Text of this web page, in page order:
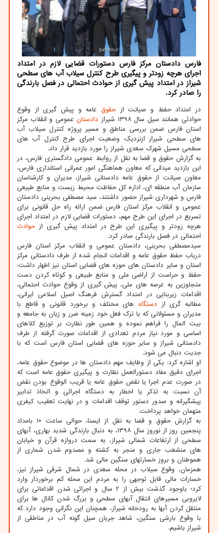
فارس دادستان مرکز فارس دستورات قضایی لازم در امتداد
اجرای هرچه زودتر و پیگیری طرح کنترل سیلاب آب های سطحی
شیراز در امتداد پیش گیری از حوادث احتمالی در فصل بارندگی
را صادر کرد.
در امتداد حفظ و صیانت از حقوق عامه و پیش گیری از وقوع
حوادثی همانند سیل سال ۱۳۹۸ شیراز
دادستانعمومی و انقلاب مرکز
استان فارس ضمن بررسی مناطق و مسیر پروژه کنترل سیلاب آب
های سطحی شیراز ازنزدیک وضعیت اجرای طرح کنترل آب های
سطحی مسیل شهرک سعدی شیراز را مورد بازدید قرار داد.
به گزارش حقوق و قضا به نقل از روابط عمومی دادگستری فارس، در
این بازدید میدانی که معاون هماهنگی امور عمرانی استانداری فارس،
معاون صیانت از حقوق عامه دادستانی شیراز، مدیران و کارشناسان
سازمان آب منطقه ای، اداره کل حفاظت محیط زیست و منابع طبیعی
فارس و شهرداری شیراز حضور داشتند، سید مصطفی بحرینی دادستان
عمومی و انقلاب مرکز استان فارس ضمن ارائه راه حل قانونی برای
تسریع در اجرای این طرح مهم، دستورات قضایی لازم در امتداد اجرای
هرچه زودتر و پیگیری این طرح در امتداد پیش گیری از حوادث
احتمالی در فصل بارندگی صادر کرد.
سیدمصطفی بحرینی، دادستان عمومی و انقلاب مرکز استان فارس
درباب حفظ حقوق عامه و اقدامات انجام شده از طرف دادستانی مرکز
استان و سایر دادستان های حوزه های قضایی استان نیز اظهار داشت:
حفظ و حراست از اراضی ملی و منابع طبیعی و کوتاه کردن دست
متجاوزین به عرصه های ملی، پیش گیری از وقوع حوادث احتمالی،
اقدامات زیربنایی در امتداد گسترش فرهنگ اصیل اسلامی ایرانی،
مطالبه گری از دستگاه های مختلف و برخورد قانونی و قاطع با
مدیران و مسئولانی که با ترک فعل خود زمینه ضرر و زیان به جامعه و
بیت المال را فراهم نموده و همین طور نظارت بر توزیع کلاهای
اساسی و مورد نیاز مردم تعدادی از اقدامات صورت گرفته از طرف
دادستانی شیراز و سایر حوزه های قضایی استان فارس است که با
جدیت دنبال می شود.
او اشاره کرد: یکی از وظایف مهم دادستان ها در موضوع حقوق عامه،
اجرای دقیق مفاد دستورالعمل نظارت و پیگیری حقوق عامه است که
در صورت عدم اجرا یا نقض حقوق عامه یا قریب الوقوع بودن نقض
آن نسبت به تذکر یا اخطار به دستگاه اجرائی و اتخاذ تدابیر
پیشگیرانه و صدور دستور توقف اقدامات و در نهایت تعقیب کیفری
متهمان خواهد پرداخت.
به گزارش حقوق و قضا به نقل از ایسنا، حوالی ساعت ۱۰ بامداد
پنجمین روز از نوروز سال ۱۳۹۸، به دنبال بارندگی شدید بهاری، آبهای
سطحی از ارتفاعات شمالی شیراز، به سمت دروازه قرآن و خیابان
های منشعب جاری و منجر به کشته و مصدوم شدن شماری از
هموطنان و بروز خسارتهای سنگین مالی شد.
همزمان، وقوع سیلاب در محله سعدی در شمال شرقی شیراز نیز،
خسارات مالی قابل توجهی را به مردم این محله کم برخوردار وارد
کرد؛ باوجود گذشت بیش از ۲ سال و اجرائی شدن اقداماتی برای
لایروبی مسیرهای انتقال آبهای سطحی و بزرگ شدن کانال ها برای
منتقل کردن آبها به رودخانه شیراز، همچنان این نگرانی وجود دارد که
با وقوع بارشی سنگین، شاهد جریان سیل گونه آب در مناطقی از
شیراز باشیم.